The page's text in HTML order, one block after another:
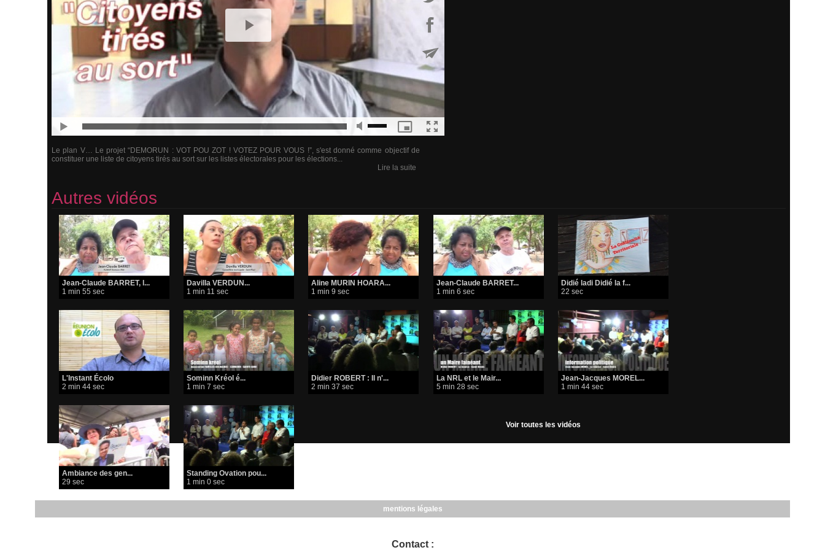
Le plan V… Le projet “DEMORUN : VOT POU ZOT ! VOTEZ POUR VOUS !”, s'est donné comme objectif de
constituer une liste de citoyens tirés au sort sur les listes électorales pour les élections...
Lire la suite
Autres vidéos
Jean-Claude BARRET, l...
1 min 55 sec
Davilla VERDUN...
1 min 11 sec
Aline MURIN HOARA...
1 min 9 sec
Jean-Claude BARRET...
1 min 6 sec
Didié ladi Didié la f...
22 sec
L'Instant Écolo
2 min 44 sec
Sominn Kréol é...
1 min 7 sec
Didier ROBERT : Il n'...
2 min 37 sec
La NRL et le Mair...
5 min 28 sec
Jean-Jacques MOREL...
1 min 44 sec
Ambiance des gen...
29 sec
Standing Ovation pou...
1 min 0 sec
Voir toutes les vidéos
mentions légales
Contact :